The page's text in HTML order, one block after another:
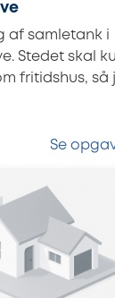
af samletank i
Stedet skal
fritidshus, så
Se